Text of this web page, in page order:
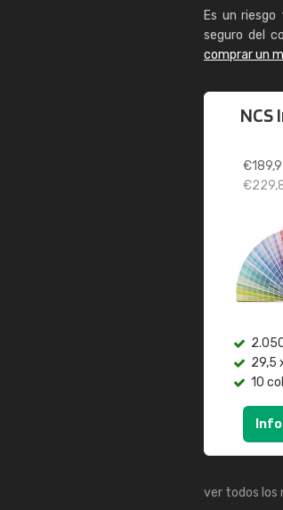
Es un
seguro del
comprar un
NCS
€
€
29,5
10
ver todos los